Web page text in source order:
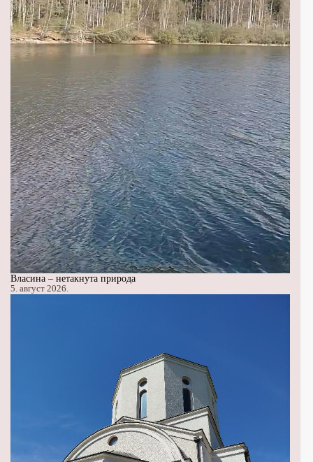
Власина – нетакнута природа
5. август 2026.